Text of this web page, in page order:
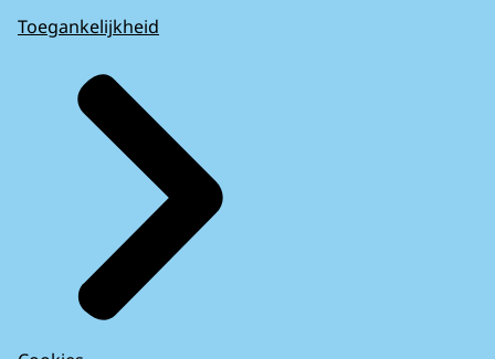
Toegankelijkheid